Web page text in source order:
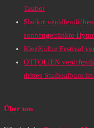
Tauber
Slackrr
sonnengetränkte
KiezKultur Festival
OTTOLIEN
drittes Studioalbum
Über uns